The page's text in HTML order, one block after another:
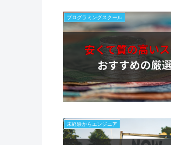
プログラミングスクール
未経験からエンジニア